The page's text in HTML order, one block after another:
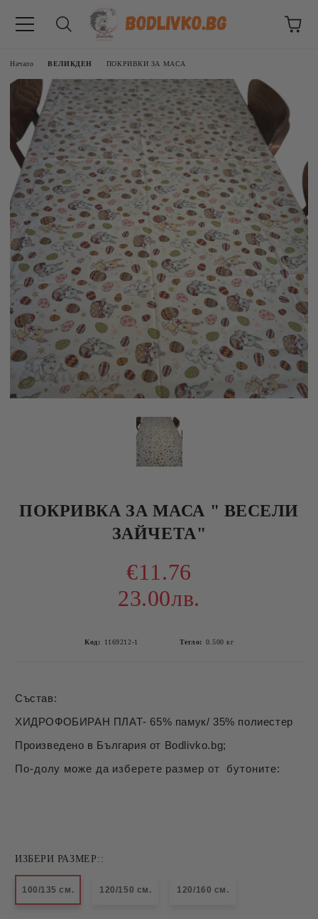
Начало ВЕЛИКДЕН ПОКРИВКИ ЗА МАСА
ПОКРИВКА ЗА МАСА " ВЕСЕЛИ
ЗАЙЧЕТА"
€11.76
23.00лв.
Код: 1169212-1 Тегло: 0.500 кг
Състав:
ХИДРОФОБИРАН ПЛАТ- 65% памук/ 35% полиестер
Произведено в България от Bodlivko.bg;
По-долу може да изберете размер от бутоните:
ИЗБЕРИ РАЗМЕР::
100/135 см. 120/150 см. 120/160 см.